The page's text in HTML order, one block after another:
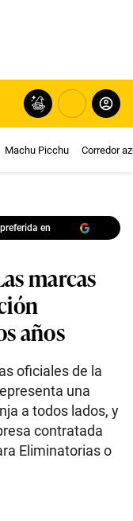
Machu Picchu Corredor
en
marcas
años
oficiales de la
una
a todos lados, y
contratada
Eliminatorias o